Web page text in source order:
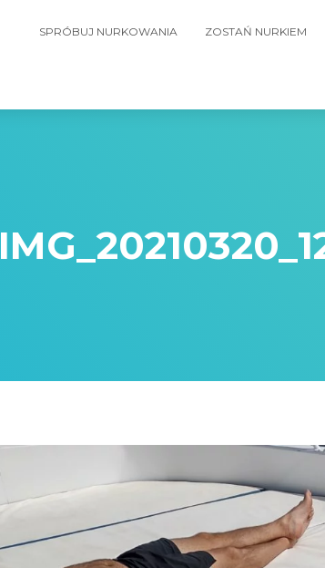
SPRÓBUJ NURKOWANIA ZOSTAŃ NURKIEM